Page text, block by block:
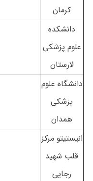
کرمان
دانشکده
علوم پزشکی
لارستان
دانشگاه علوم
پزشکی
همدان
انیستیتو مرکز
قلب شهید
رجایی